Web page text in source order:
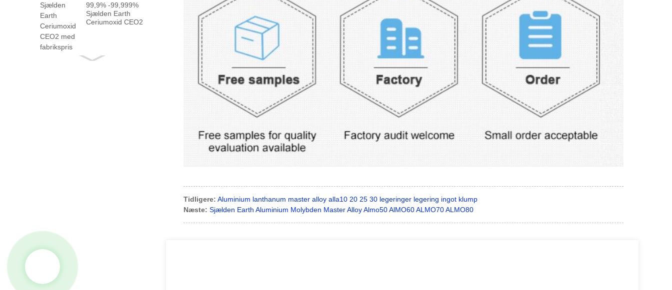
99,9% -99,999%
Sjælden Earth
Ceriumoxid CEO2
Tidligere: Aluminium lanthanum master alloy alla10 20 25 30 legeringer legering ingot klump
Næste: Sjælden Earth Aluminium Molybden Master Alloy Almo50 AlMO60 ALMO70 ALMO80